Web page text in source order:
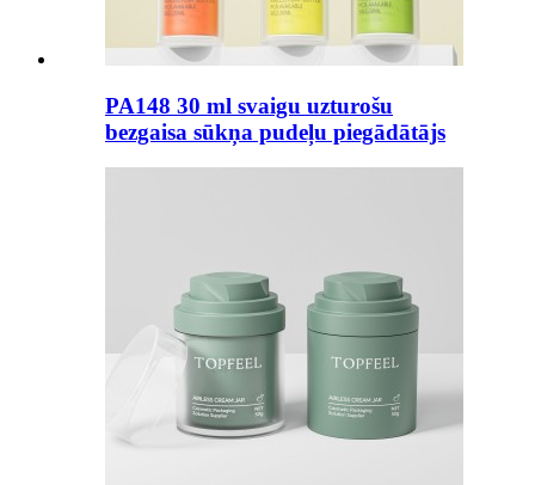
PA148 30 ml svaigu uzturošu
bezgaisa sūkņa pudeļu piegādātājs